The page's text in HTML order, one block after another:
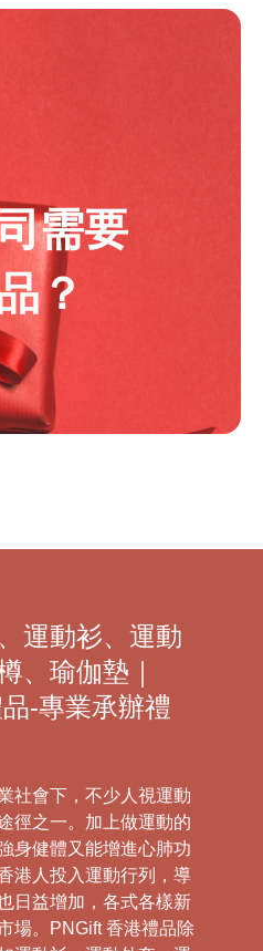
需要
？
運動衫、運動
、瑜伽墊｜
-專業承辦禮
社會下，不少人視運動
徑之一。加上做運動的
身健體又能增進心肺功
港人投入運動行列，導
日益增加，各式各樣新
場。PNGift 香港禮品除